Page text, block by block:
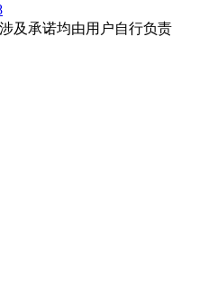
及承诺均由用户自行负责